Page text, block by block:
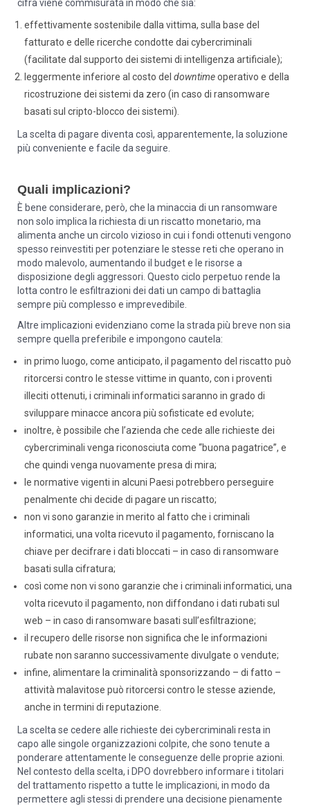
cifra viene commisurata in modo che sia:
effettivamente sostenibile dalla vittima, sulla base del
fatturato e delle ricerche condotte dai cybercriminali
(facilitate dal supporto dei sistemi di intelligenza artificiale);
leggermente inferiore al costo del downtimeoperativo e della
ricostruzione dei sistemi da zero (in caso di ransomware
basati sul cripto-blocco dei sistemi).
La scelta di pagare diventa così, apparentemente, la soluzione
più conveniente e facile da seguire.
Quali implicazioni?
È bene considerare, però, che la minaccia di un ransomware
non solo implica la richiesta di un riscatto monetario, ma
alimenta anche un circolo vizioso in cui i fondi ottenuti vengono
spesso reinvestiti per potenziare le stesse reti che operano in
modo malevolo, aumentando il budget e le risorse a
disposizione degli aggressori. Questo ciclo perpetuo rende la
lotta contro le esfiltrazioni dei dati un campo di battaglia
sempre più complesso e imprevedibile.
Altre implicazioni evidenziano come la strada più breve non sia
sempre quella preferibile e impongono cautela:
in primo luogo, come anticipato, il pagamento del riscatto può
ritorcersi contro le stesse vittime in quanto, con i proventi
illeciti ottenuti, i criminali informatici saranno in grado di
sviluppare minacce ancora più sofisticate ed evolute;
inoltre, è possibile che l’azienda che cede alle richieste dei
cybercriminali venga riconosciuta come “buona pagatrice”, e
che quindi venga nuovamente presa di mira;
le normative vigenti in alcuni Paesi potrebbero perseguire
penalmente chi decide di pagare un riscatto;
non vi sono garanzie in merito al fatto che i criminali
informatici, una volta ricevuto il pagamento, forniscano la
chiave per decifrare i dati bloccati – in caso di ransomware
basati sulla cifratura;
così come non vi sono garanzie che i criminali informatici, una
volta ricevuto il pagamento, non diffondano i dati rubati sul
web – in caso di ransomware basati sull’esfiltrazione;
il recupero delle risorse non significa che le informazioni
rubate non saranno successivamente divulgate o vendute;
infine, alimentare la criminalità sponsorizzando – di fatto –
attività malavitose può ritorcersi contro le stesse aziende,
anche in termini di reputazione.
La scelta se cedere alle richieste dei cybercriminali resta in
capo alle singole organizzazioni colpite, che sono tenute a
ponderare attentamente le conseguenze delle proprie azioni.
Nel contesto della scelta, i DPO dovrebbero informare i titolari
del trattamento rispetto a tutte le implicazioni, in modo da
permettere agli stessi di prendere una decisione pienamente